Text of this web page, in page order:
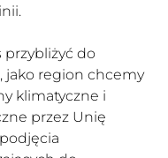
przybliżyć do
jako region chcemy
klimatyczne i
przez Unię